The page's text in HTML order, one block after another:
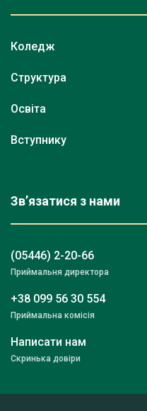
Коледж
Структура
Освіта
Вступнику
Зв’язатися з нами
(05446) 2-20-66
Приймальня директора
+38 099 56 30 554
Приймальна комісія
Написати нам
Скринька довіри